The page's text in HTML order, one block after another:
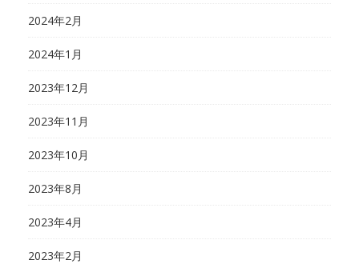
2024年2月
2024年1月
2023年12月
2023年11月
2023年10月
2023年8月
2023年4月
2023年2月